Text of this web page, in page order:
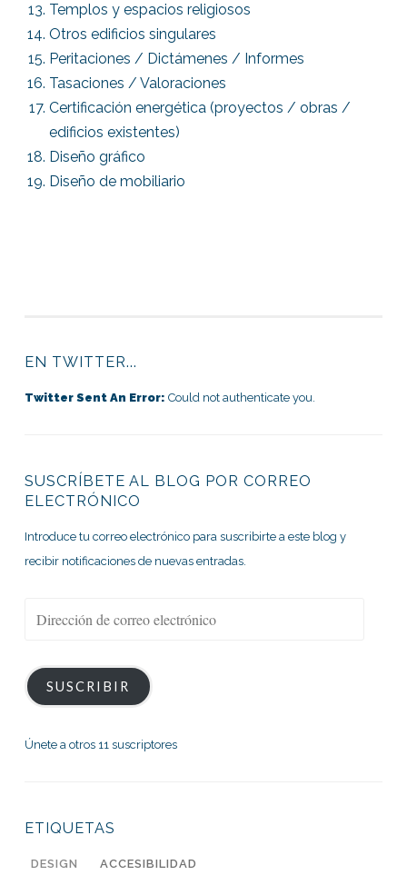
Templos y espacios religiosos
Otros edificios singulares
Peritaciones / Dictámenes / Informes
Tasaciones / Valoraciones
Certificación energética (proyectos / obras /
edificios existentes)
Diseño gráfico
Diseño de mobiliario
EN TWITTER...
Twitter Sent An Error: Could not authenticate you.
SUSCRÍBETE AL BLOG POR CORREO
ELECTRÓNICO
Introduce tu correo electrónico para suscribirte a este blog y
recibir notificaciones de nuevas entradas.
electrónico
SUSCRIBIR
Únete a otros 11 suscriptores
ETIQUETAS
DESIGN ACCESIBILIDAD